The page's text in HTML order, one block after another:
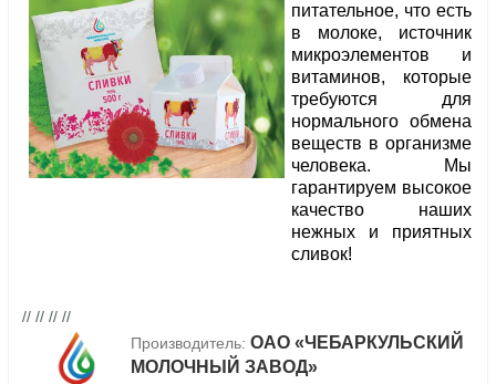
питательное, что есть
в молоке, источник
микроэлементов и
витаминов, которые
требуются для
нормального обмена
веществ в организме
человека. Мы
гарантируем высокое
качество наших
нежных и приятных
сливок!
// // // //
Производитель: ОАО «ЧЕБАРКУЛЬСКИЙ
МОЛОЧНЫЙ ЗАВОД»